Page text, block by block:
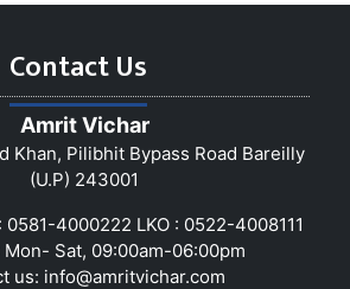
Contact Us
Amrit Vichar
Khan, Pilibhit Bypass Road Bareilly
(U.P) 243001
0581-4000222 LKO : 0522-4008111
Sat, 09:00am-06:00pm
us: info@amritvichar.com